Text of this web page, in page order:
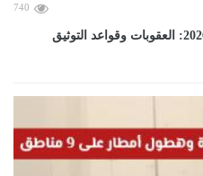
740
ضوابط زواج المسيار في السعودية 2026: العقوبات وقواعد التوثيق